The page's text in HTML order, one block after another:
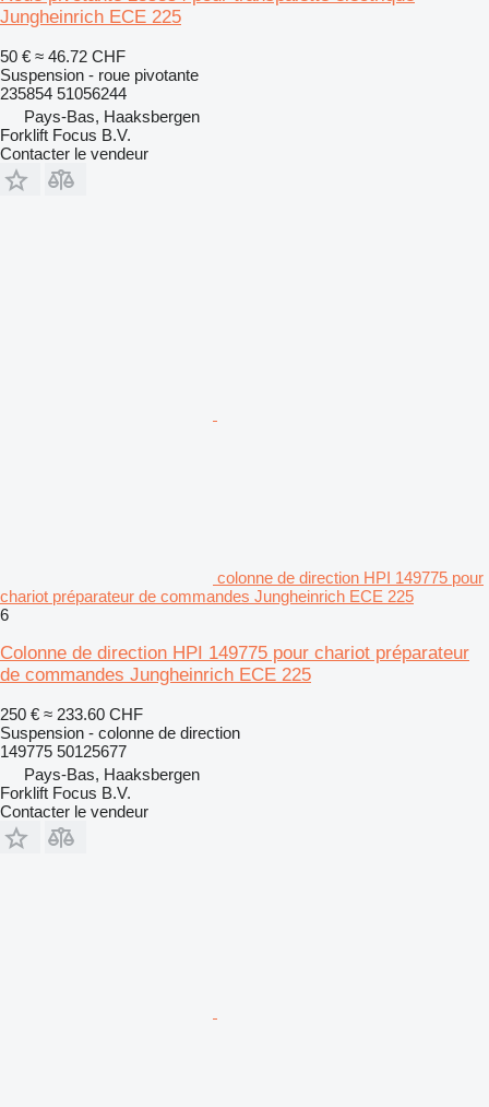
Jungheinrich ECE 225
50 € ≈ 46.72 CHF
Suspension - roue pivotante
235854 51056244
Pays-Bas, Haaksbergen
Forklift Focus B.V.
Contacter le vendeur
colonne de direction HPI 149775 pour
chariot préparateur de commandes Jungheinrich ECE 225
6
Colonne de direction HPI 149775 pour chariot préparateur
de commandes Jungheinrich ECE 225
250 € ≈ 233.60 CHF
Suspension - colonne de direction
149775 50125677
Pays-Bas, Haaksbergen
Forklift Focus B.V.
Contacter le vendeur